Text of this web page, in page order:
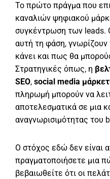
Το πρώτο πράγμα που
καναλιών ψηφιακού
συγκέντρωση των leads.
αυτή τη φάση, γνωρίζουν
κάνει και πως θα
Στρατηγικές όπως, η
SEO, social media
πληρωμή μπορούν να
αποτελεσματικά σε μια
αναγνωρισιμότητας του
Ο στόχος εδώ δεν είναι
πραγματοποιήσετε μια
βεβαιωθείτε ότι οι